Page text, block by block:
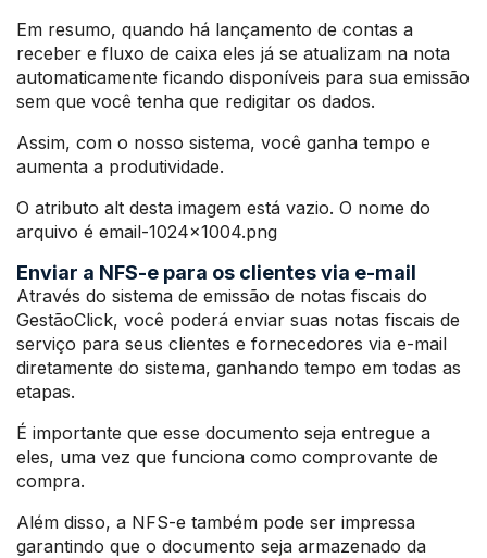
Em resumo, quando há lançamento de contas a
receber e fluxo de caixa eles já se atualizam na nota
automaticamente ficando disponíveis para sua emissão
sem que você tenha que redigitar os dados.
Assim, com o nosso sistema, você ganha tempo e
aumenta a produtividade.
O atributo alt desta imagem está vazio. O nome do
arquivo é email-1024×1004.png
Enviar a NFS-e para os clientes via e-mail
Através do sistema de emissão de notas fiscais do
GestãoClick, você poderá enviar suas notas fiscais de
serviço para seus clientes e fornecedores via e-mail
diretamente do sistema, ganhando tempo em todas as
etapas.
É importante que esse documento seja entregue a
eles, uma vez que funciona como comprovante de
compra.
Além disso, a NFS-e também pode ser impressa
garantindo que o documento seja armazenado da